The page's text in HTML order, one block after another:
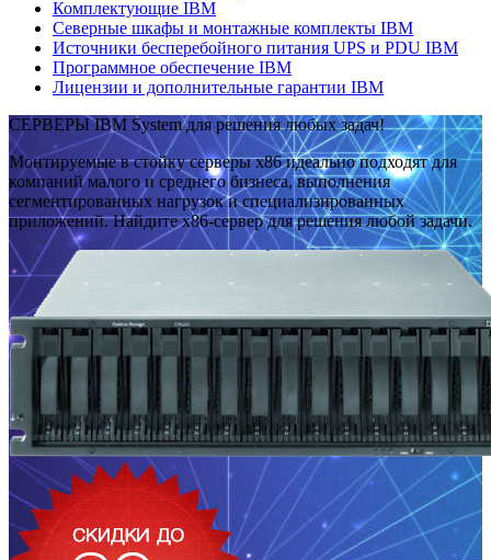
Комплектующие IBM
Северные шкафы и монтажные комплекты IBM
Источники бесперебойного питания UPS и PDU IBM
Программное обеспечение IBM
Лицензии и дополнительные гарантии IBM
СЕРВЕРЫ IBM System для решения любых задач!
Монтируемые в стойку серверы x86 идеально подходят для
компаний малого и среднего бизнеса, выполнения
сегментированных нагрузок и специализированных
приложений. Найдите x86-сервер для решения любой задачи.